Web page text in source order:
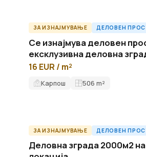
ЗА ИЗНАЈМУВАЊЕ ДЕЛОВЕН
Се изнајмува деловен
ексклузивна деловна
16 EUR / m²
Карпош 506 m²
ЗА ИЗНАЈМУВАЊЕ ДЕЛОВЕН
Деловна зграда 2000м2